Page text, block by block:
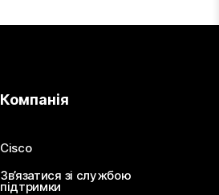
Компанія
Cisco
Зв’язатися зі службою
підтримки